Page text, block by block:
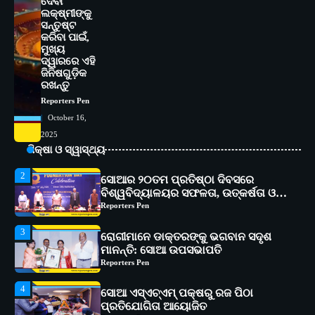
ଲକ୍ଷ୍ମୀଙ୍କୁ
ସନ୍ତୁଷ୍ଟ
କରିବା ପାଇଁ,
ମୁଖ୍ୟ
ଦ୍ୱାରରେ ଏହି
ଜିନିଷଗୁଡ଼ିକ
ରଖନ୍ତୁ
Reporters Pen
October 16,
2025
ଶିକ୍ଷା ଓ ସ୍ୱାସ୍ଥ୍ୟ
5
ସୋଆର ୨୦ତମ ପ୍ରତିଷ୍ଠା ଦିବସରେ
ବିଶ୍ୱବିଦ୍ୟାଳୟର ସଫଳତା, ଉତ୍କର୍ଷତା ଓ
ଅଗ୍ରଗତିର ସ୍ମୃତିଚାରଣ
Reporters Pen
3
ରୋଗୀମାନେ ଡାକ୍ତରଙ୍କୁ ଭଗବାନ ସଦୃଶ
ମାନନ୍ତି: ସୋଆ ଉପସଭାପତି
Reporters Pen
4
ସୋଆ ଏସ୍‌ଏଚ୍‌ଏମ୍ ପକ୍ଷରୁ ରଜ ପିଠା
ପ୍ରତିଯୋଗିତା ଆୟୋଜିତ
Reporters Pen